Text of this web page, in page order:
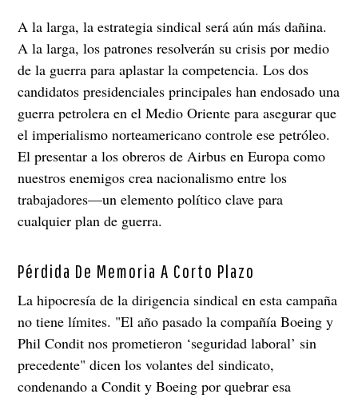
A la larga, la estrategia sindical será aún más dañina.
A la larga, los patrones resolverán su crisis por medio
de la guerra para aplastar la competencia. Los dos
candidatos presidenciales principales han endosado una
guerra petrolera en el Medio Oriente para asegurar que
el imperialismo norteamericano controle ese petróleo.
El presentar a los obreros de Airbus en Europa como
nuestros enemigos crea nacionalismo entre los
trabajadores—un elemento político clave para
cualquier plan de guerra.
Pérdida De Memoria A Corto Plazo
La hipocresía de la dirigencia sindical en esta campaña
no tiene límites. "El año pasado la compañía Boeing y
Phil Condit nos prometieron ‘seguridad laboral’ sin
precedente" dicen los volantes del sindicato,
condenando a Condit y Boeing por quebrar esa